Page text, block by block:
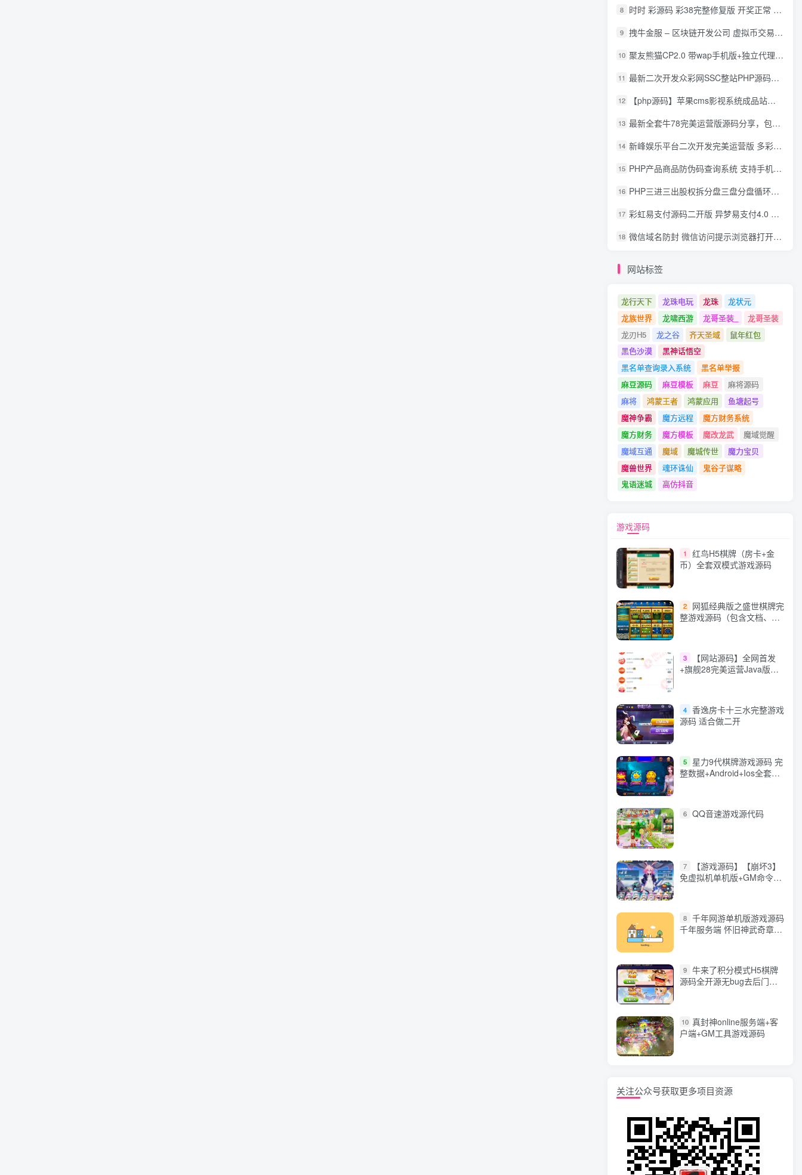
8 时时 彩源码 彩38完整修复版 开奖正常 带手机wap
9 拽牛金服 – 区块链开发公司 虚拟币交易系统 虚拟币交易平台开发 虚拟币ico众
10 聚友熊猫CP2.0 带wap手机版+独立代理后台+整站打包全开源
11 最新二次开发众彩网SSC整站PHP源码+WAP手机版+KJ采集器+集成云端在线充值
12 【php源码】苹果cms影视系统成品站打包+电影先生6.1.1模板优化版+15W+数据
13 最新全套牛78完美运营版源码分享，包含了资源组件+脚本程序
14 新峰娱乐平台二次开发完美运营版 多彩种多玩法 代理分红+积分兑换
15 PHP产品商品防伪码查询系统 支持手机防假验证网站建设 防伪码自动生成 批量导入
16 PHP三进三出股权拆分盘三盘分盘循环拆分系统源码
17 彩虹易支付源码二开版 异梦易支付4.0 可对接官方/易支付/码支付 去除后门 美化用户中心
18 微信域名防封 微信访问提示浏览器打开 非微信访问直接打开预防域名被封域名被封包换服务
网站标签
龙行天下 龙珠电玩 龙珠
龙状元
龙族世界
龙啸西游 龙哥圣装_
龙哥圣装
龙刃H5
龙之谷 齐天圣域
鼠年红包
黑色沙漠
黑神话悟空
黑名单查询录入系统
黑名单举报
麻豆源码
麻豆模板 麻豆
麻将源码
麻将
鸿蒙王者 鸿蒙应用
鱼塘起号
魔神争霸
魔方远程
魔方财务系统
魔方财务
魔方模板 魔改龙武
魔域觉醒
魔域互通
魔域 魔城传世
魔力宝贝
魔兽世界
魂环诛仙
鬼谷子谋略
鬼语迷城
高仿抖音
游戏源码
1
红鸟H5棋牌（房卡+金
币）全套双模式游戏源码
2
网狐经典版之盛世棋牌完
整游戏源码（包含文档、架
3
【网站源码】全网首发
+旗舰28完美运营Java版高
4 香逸房卡十三水完整游戏
源码 适合做二开
5
星力9代棋牌游戏源码 完
整数据+Android+Ios全套
6 QQ音速游戏源代码
7
【游戏源码】【崩坏3】
免虚拟机单机版+GM命令
8 千年网游单机版游戏源码
千年服务端 怀旧神武奇章一
9 牛来了积分模式H5棋牌
源码全开源无bug去后门无
10 真封神online服务端+客
户端+GM工具游戏源码
关注公众号获取更多项目资源